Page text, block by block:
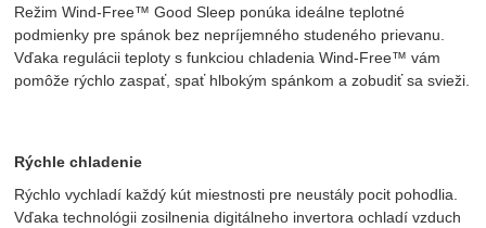
Režim Wind-Free™ Good Sleep ponúka ideálne teplotné
podmienky pre spánok bez nepríjemného studeného prievanu.
Vďaka regulácii teploty s funkciou chladenia Wind-Free™ vám
pomôže rýchlo zaspať, spať hlbokým spánkom a zobudiť sa svieži.
Rýchle chladenie
Rýchlo vychladí každý kút miestnosti pre neustály pocit pohodlia.
Vďaka technológii zosilnenia digitálneho invertora ochladí vzduch